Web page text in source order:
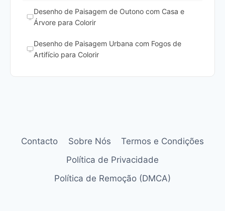
Desenho de Paisagem de Outono com Casa e
Árvore para Colorir
Desenho de Paisagem Urbana com Fogos de
Artifício para Colorir
Contacto Sobre Nós
Termos e Condições
Política de Privacidade
Política de Remoção (DMCA)